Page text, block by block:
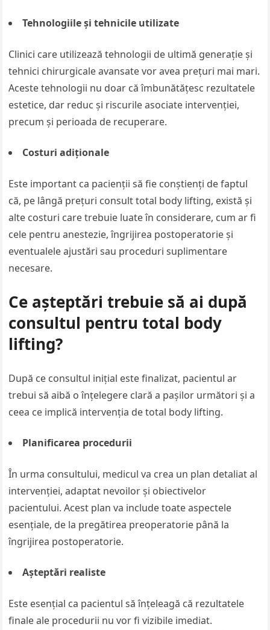
Tehnologiile și tehnicile utilizate
Clinici care utilizează tehnologii de ultimă generație și
tehnici chirurgicale avansate vor avea prețuri mai mari.
Aceste tehnologii nu doar că îmbunătățesc rezultatele
estetice, dar reduc și riscurile asociate intervenției,
precum și perioada de recuperare.
Costuri adiționale
Este important ca pacienții să fie conștienți de faptul
că, pe lângă prețuri consult total body lifting, există și
alte costuri care trebuie luate în considerare, cum ar fi
cele pentru anestezie, îngrijirea postoperatorie și
eventualele ajustări sau proceduri suplimentare
necesare.
Ce așteptări trebuie să ai după
consultul pentru total body
lifting?
După ce consultul inițial este finalizat, pacientul ar
trebui să aibă o înțelegere clară a pașilor următori și a
ceea ce implică intervenția de total body lifting.
Planificarea procedurii
În urma consultului, medicul va crea un plan detaliat al
intervenției, adaptat nevoilor și obiectivelor
pacientului. Acest plan va include toate aspectele
esențiale, de la pregătirea preoperatorie până la
îngrijirea postoperatorie.
Așteptări realiste
Este esențial ca pacientul să înțeleagă că rezultatele
finale ale procedurii nu vor fi vizibile imediat.